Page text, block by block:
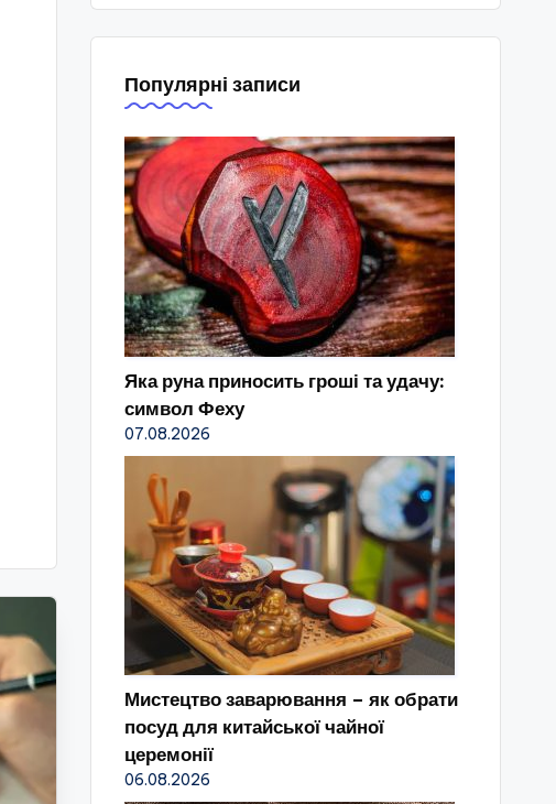
Популярні записи
Яка руна приносить гроші та удачу:
символ Феху
07.08.2026
Мистецтво заварювання – як обрати
посуд для китайської чайної
церемонії
06.08.2026